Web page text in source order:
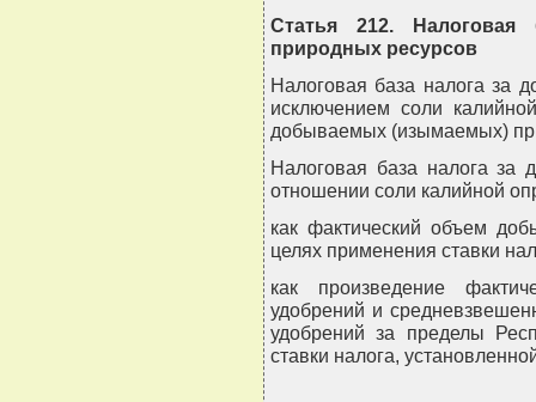
Статья 212.
природных ресурсов
Налоговая база налога за
исключением соли
добываемых (изымаемых)
Налоговая база налога за
отношении соли калийной
как фактический объем
целях применения ставки
как произведение
удобрений и
удобрений за пределы
ставки налога,